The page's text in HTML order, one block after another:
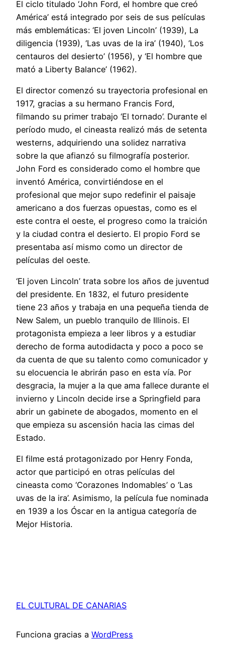
El ciclo titulado ‘John Ford, el hombre que creó
América’ está integrado por seis de sus películas
más emblemáticas: ‘El joven Lincoln’ (1939), La
diligencia (1939), ‘Las uvas de la ira’ (1940), ‘Los
centauros del desierto’ (1956), y ‘El hombre que
mató a Liberty Balance’ (1962).
El director comenzó su trayectoria profesional en
1917, gracias a su hermano Francis Ford,
filmando su primer trabajo ‘El tornado’. Durante el
período mudo, el cineasta realizó más de setenta
westerns, adquiriendo una solidez narrativa
sobre la que afianzó su filmografía posterior.
John Ford es considerado como el hombre que
inventó América, convirtiéndose en el
profesional que mejor supo redefinir el paisaje
americano a dos fuerzas opuestas, como es el
este contra el oeste, el progreso como la traición
y la ciudad contra el desierto. El propio Ford se
presentaba así mismo como un director de
películas del oeste.
‘El joven Lincoln’ trata sobre los años de juventud
del presidente. En 1832, el futuro presidente
tiene 23 años y trabaja en una pequeña tienda de
New Salem, un pueblo tranquilo de Illinois. El
protagonista empieza a leer libros y a estudiar
derecho de forma autodidacta y poco a poco se
da cuenta de que su talento como comunicador y
su elocuencia le abrirán paso en esta vía. Por
desgracia, la mujer a la que ama fallece durante el
invierno y Lincoln decide irse a Springfield para
abrir un gabinete de abogados, momento en el
que empieza su ascensión hacia las cimas del
Estado.
El filme está protagonizado por Henry Fonda,
actor que participó en otras películas del
cineasta como ‘Corazones Indomables’ o ‘Las
uvas de la ira’. Asimismo, la película fue nominada
en 1939 a los Óscar en la antigua categoría de
Mejor Historia.
EL CULTURAL DE CANARIAS
Funciona gracias a WordPress